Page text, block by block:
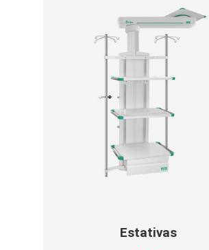
Estativas